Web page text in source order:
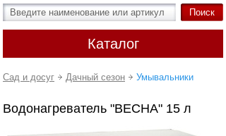
Каталог
Сад и досуг Дачный сезон Умывальники
Водонагреватель "ВЕСНА" 15 л